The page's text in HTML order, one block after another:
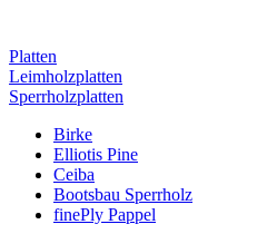
Platten
Leimholzplatten
Sperrholzplatten
Birke
Elliotis Pine
Ceiba
Bootsbau Sperrholz
finePly Pappel